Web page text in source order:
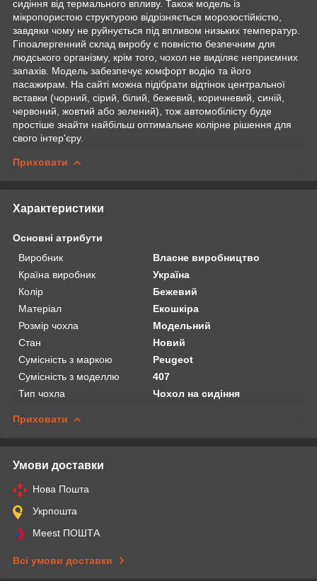
сидіння від термального впливу. Також модель із
мікропористою структурою відрізняється морозостійкістю,
завдяки чому не руйнується під впливом низьких температур.
Гіпоалергенний склад виробу є повністю безпечним для
людського організму, крім того, чохол не виділяє неприємних
запахів. Модель забезпечує комфорт водію та його
пасажирам. На сайті можна підібрати відтінок центральної
вставки (чорний, сірий, білий, бежевий, коричневий, синій,
червоний, жовтий або зелений), тож автомобілісту буде
простіше знайти найбільш оптимальне колірне рішення для
свого інтер'єру.
Приховати
Характеристики
Основні атрибути
Виробник
Власне виробництво
Країна виробник
Україна
Колір
Бежевий
Матеріал
Екошкіра
Розмір чохла
Модельний
Стан
Новий
Сумісність з маркою
Peugeot
Сумісність з моделлю
407
Тип чохла
Чохол на сидіння
Приховати
Умови доставки
Нова Пошта
Укрпошта
Meest ПОШТА
Всі умови доставки